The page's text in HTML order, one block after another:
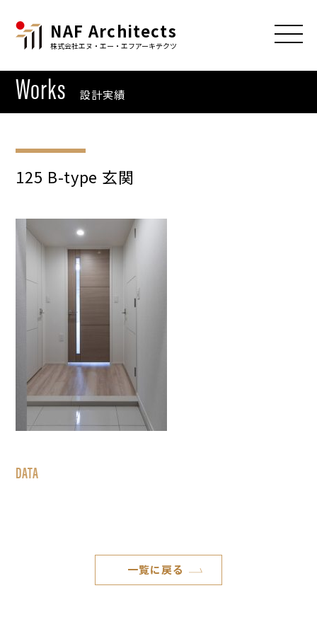
NAF Architects
株式会社エヌ・エー・エフアーキテクツ
Works 設計実績
125 B-type 玄関
DATA
一覧に戻る